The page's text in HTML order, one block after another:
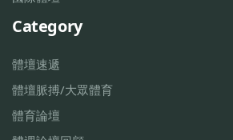
Category
體壇速遞
體壇脈搏/大眾體育
體育論壇